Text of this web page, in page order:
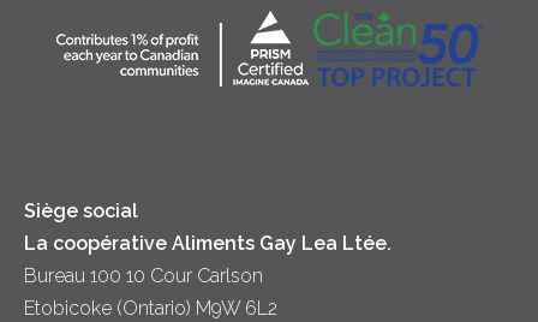
Soupes
Crème sure
Principes coopératifs
Location
Siège social
La coopérative Aliments Gay Lea Ltée.
Bureau 100 10 Cour Carlson
Etobicoke (Ontario) M9W 6L2